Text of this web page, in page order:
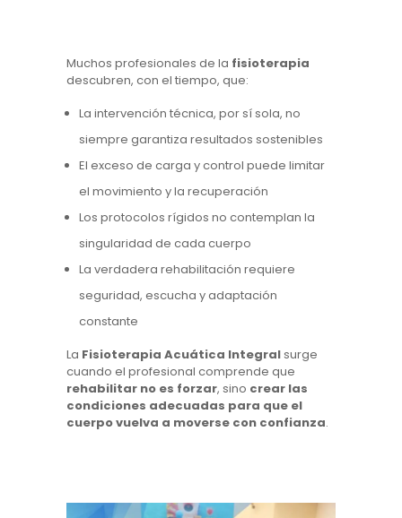
Muchos profesionales de la fisioterapia
descubren, con el tiempo, que:
La intervención técnica, por sí sola, no
siempre garantiza resultados sostenibles
El exceso de carga y control puede limitar
el movimiento y la recuperación
Los protocolos rígidos no contemplan la
singularidad de cada cuerpo
La verdadera rehabilitación requiere
seguridad, escucha y adaptación
constante
La Fisioterapia Acuática Integralsurge
cuando el profesional comprende que
rehabilitar no es forzar, sino crear las
condiciones adecuadas para que el
cuerpo vuelva a moverse con confianza.